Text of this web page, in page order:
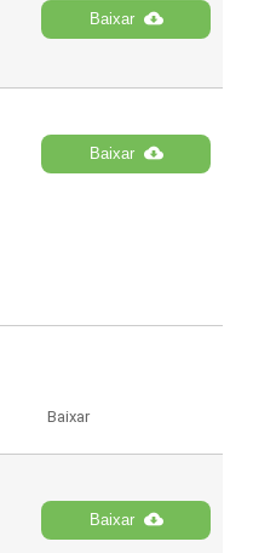
Baixar
Baixar
Baixar
Baixar